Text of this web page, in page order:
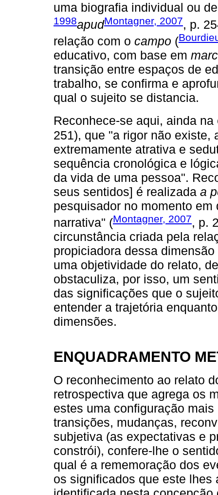
uma biografia individual ou
1998apudMontagner, 2007, p.
relação com o campo (
educativo, com base em
transição entre espaços de
trabalho, se confirma e
qual o sujeito se distancia.
Reconhece-se aqui, ainda
251), que "a rigor não existe,
extremamente atrativa e
sequência cronológica e
da vida de uma pessoa".
seus sentidos] é realizada a
pesquisador no momento
narrativa" (Montagner, 2007, p.
circunstância criada pela
propiciadora dessa
uma objetividade do relato,
obstaculiza, por isso, um
das significações que o
entender a trajetória
dimensões.
ENQUADRAMENTO
O reconhecimento ao relato
retrospectiva que agrega os
estes uma configuração
transições, mudanças,
subjetiva (as expectativas e
constrói), confere-lhe o
qual é a rememoração dos
os significados que este